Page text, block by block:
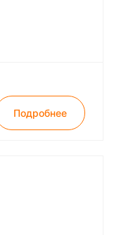
Подробнее